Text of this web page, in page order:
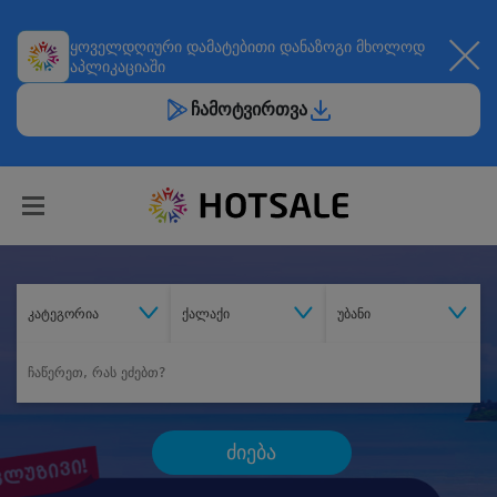
ყოველდღიური დამატებითი დანაზოგი მხოლოდ
აპლიკაციაში
ჩამოტვირთვა
კატეგორია ქალაქი უბანი
ძიება